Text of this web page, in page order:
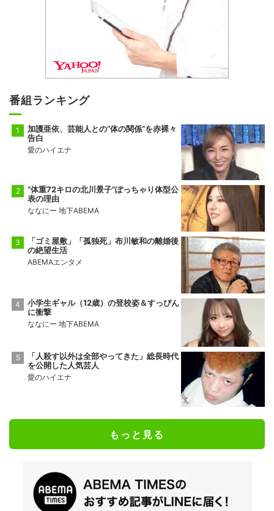
番組ランキング
加護亜依、芸能人との“体の関係”を赤裸々
告白
愛のハイエナ
“体重72キロの北川景子”ぽっちゃり体型公
表の理由
ななにー 地下ABEMA
「ゴミ屋敷」「孤独死」布川敏和の離婚後
の絶望生活
ABEMAエンタメ
小学生ギャル（12歳）の登校姿＆すっぴん
に衝撃
ななにー 地下ABEMA
「人殺す以外は全部やってきた」総長時代
を公開した人気芸人
愛のハイエナ
もっと見る